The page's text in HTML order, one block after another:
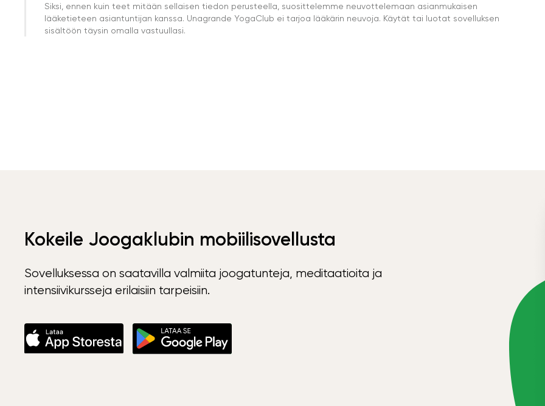
Siksi, ennen kuin teet mitään sellaisen tiedon perusteella, suosittelemme neuvottelemaan asianmukaisen
lääketieteen asiantuntijan kanssa. Unagrande YogaClub ei tarjoa lääkärin neuvoja. Käytät tai luotat sovelluksen
sisältöön täysin omalla vastuullasi.
Kokeile Joogaklubin mobiilisovellusta
Sovelluksessa on saatavilla valmiita joogatunteja, meditaatioita ja
intensiivikursseja erilaisiin tarpeisiin.